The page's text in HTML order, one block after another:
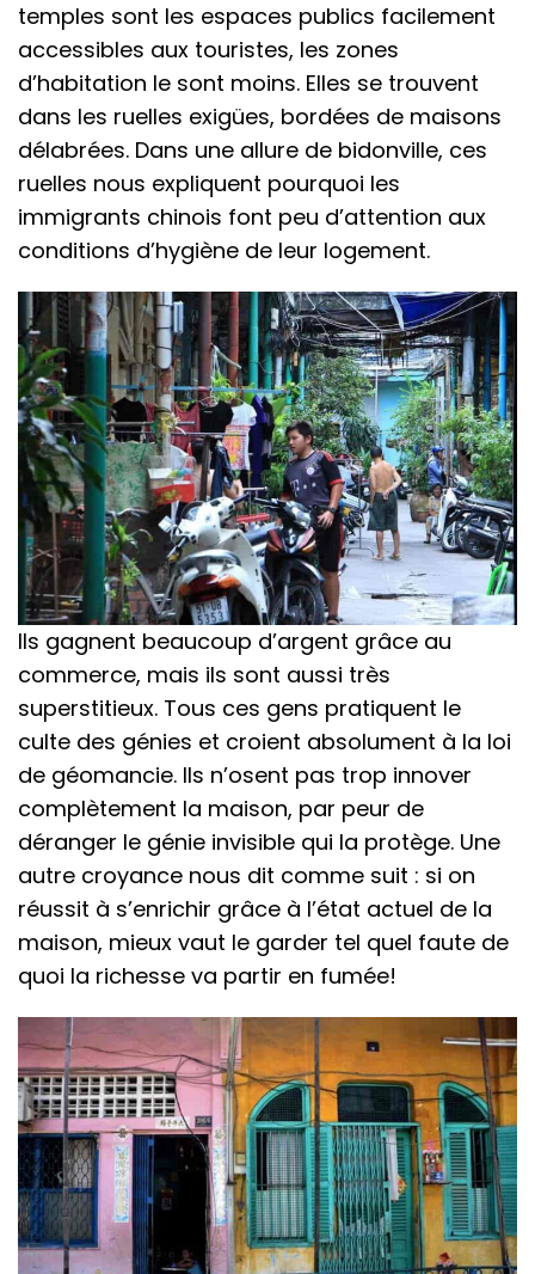
temples sont les espaces publics facilement
accessibles aux touristes, les zones
d’habitation le sont moins. Elles se trouvent
dans les ruelles exigües, bordées de maisons
délabrées. Dans une allure de bidonville, ces
ruelles nous expliquent pourquoi les
immigrants chinois font peu d’attention aux
conditions d’hygiène de leur logement.
Ils gagnent beaucoup d’argent grâce au
commerce, mais ils sont aussi très
superstitieux. Tous ces gens pratiquent le
culte des génies et croient absolument à la loi
de géomancie. Ils n’osent pas trop innover
complètement la maison, par peur de
déranger le génie invisible qui la protège. Une
autre croyance nous dit comme suit : si on
réussit à s’enrichir grâce à l’état actuel de la
maison, mieux vaut le garder tel quel faute de
quoi la richesse va partir en fumée!